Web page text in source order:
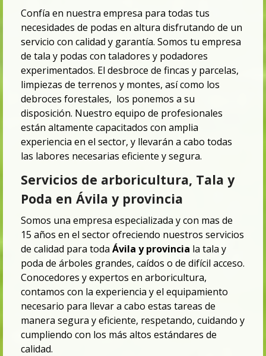
Confía en nuestra empresa para todas tus
necesidades de podas en altura disfrutando de un
servicio con calidad y garantía. Somos tu empresa
de tala y podas con taladores y podadores
experimentados. El desbroce de fincas y parcelas,
limpiezas de terrenos y montes, así como los
debroces forestales, los ponemos a su
disposición. Nuestro equipo de profesionales
están altamente capacitados con amplia
experiencia en el sector, y llevarán a cabo todas
las labores necesarias eficiente y segura.
Servicios de arboricultura, Tala y
Poda en Ávila y provincia
Somos una empresa especializada y con mas de
15 años en el sector ofreciendo nuestros servicios
de calidad para toda Ávila y provincia la tala y
poda de árboles grandes, caídos o de difícil acceso.
Conocedores y expertos en arboricultura,
contamos con la experiencia y el equipamiento
necesario para llevar a cabo estas tareas de
manera segura y eficiente, respetando, cuidando y
cumpliendo con los más altos estándares de
calidad.